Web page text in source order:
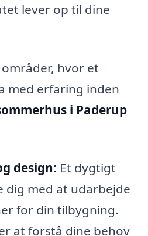
lever op til dine
hvor et
med erfaring inden
i Paderup
design: Et dygtigt
med at udarbejde
for din tilbygning.
at forstå dine behov